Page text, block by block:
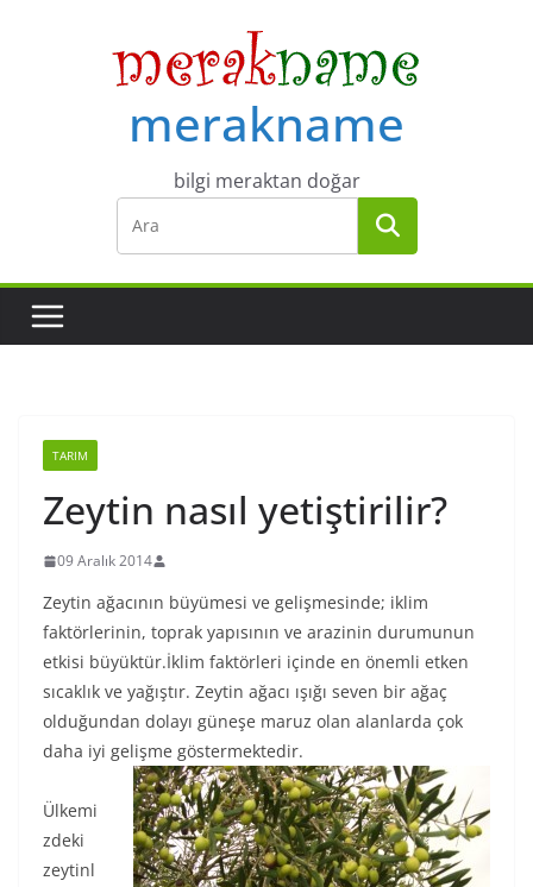
merakname
bilgi meraktan doğar
TARIM
Zeytin nasıl yetiştirilir?
09 Aralık 2014
Zeytin ağacının büyümesi ve gelişmesinde; iklim
faktörlerinin, toprak yapısının ve arazinin durumunun
etkisi büyüktür.İklim faktörleri içinde en önemli etken
sıcaklık ve yağıştır. Zeytin ağacı ışığı seven bir ağaç
olduğundan dolayı güneşe maruz olan alanlarda çok
daha iyi gelişme göstermektedir.
Ülkemi
zdeki
zeytinl